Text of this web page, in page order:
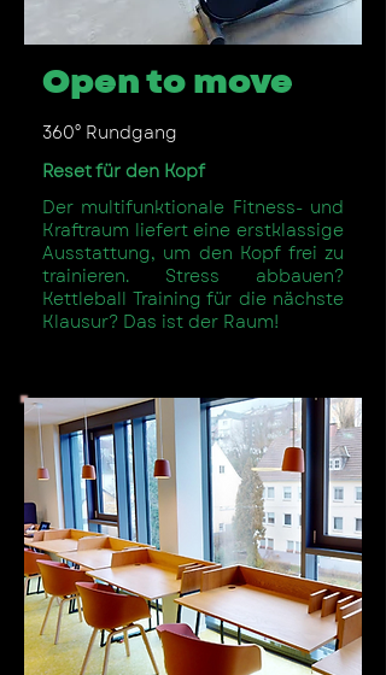
Open to move
360° Rundgang
Reset für den Kopf
Der multifunktionale Fitness- und
Kraftraum liefert eine erstklassige
Ausstattung, um den Kopf frei zu
trainieren. Stress abbauen?
Kettleball Training für die nächste
Klausur? Das ist der Raum!